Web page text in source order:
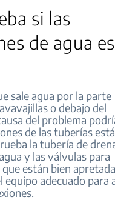
si las
de agua
sale agua por la parte
o debajo del
del problema
de las tuberías
la tubería de
y las válvulas para
están bien
equipo adecuado para